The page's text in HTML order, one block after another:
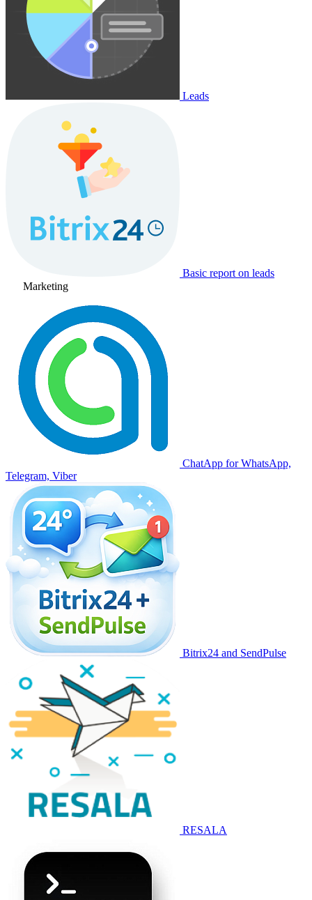
Leads
Basic report on leads
Marketing
ChatApp for WhatsApp,
Telegram, Viber
Bitrix24 and SendPulse
RESALA